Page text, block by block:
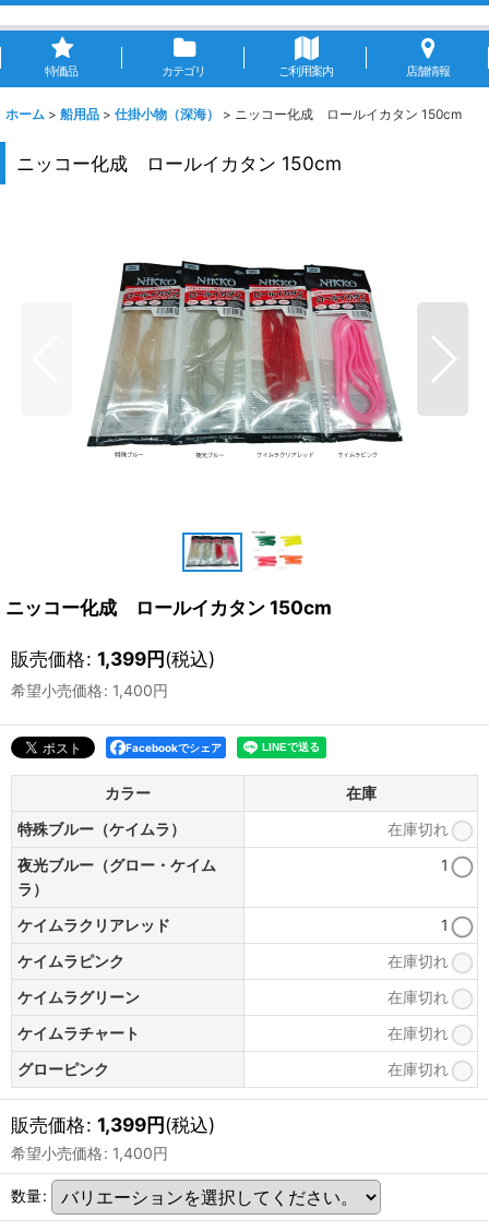
特価品 カテゴリ ご利用案内 店舗情報
ホーム > 船用品 > 仕掛小物（深海） > ニッコー化成 ロールイカタン 150cm
ニッコー化成 ロールイカタン 150cm
ニッコー化成 ロールイカタン 150cm
販売価格: 1,399円(税込)
希望小売価格: 1,400円
Facebookでシェア
カラー
在庫
特殊ブルー（ケイムラ）
在庫切れ
夜光ブルー（グロー・ケイム
ラ）
1
ケイムラクリアレッド
1
ケイムラピンク
在庫切れ
ケイムラグリーン
在庫切れ
ケイムラチャート
在庫切れ
グローピンク
在庫切れ
販売価格: 1,399円(税込)
希望小売価格: 1,400円
数量: